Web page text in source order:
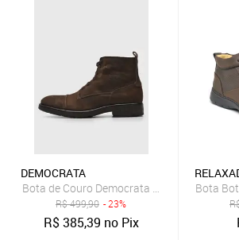
DEMOCRATA
Bota de Couro Democrata Dust Café
R$499,90 - 23%
R$385,39 no Pix
Bota